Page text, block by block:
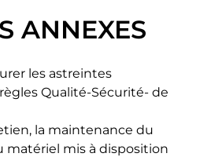
ANNEXES
les astreintes
Qualité-Sécurité- de
la maintenance du
matériel mis à disposition